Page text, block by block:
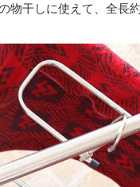
物干しに使えて、全長